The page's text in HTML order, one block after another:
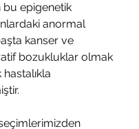
bu epigenetik
anormal
kanser ve
bozukluklar olmak